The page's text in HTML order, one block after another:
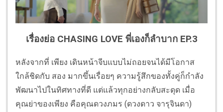
เรื่องย่อ CHASING LOVE พี่เองก็ลำบาก EP.3
หลังจากที่ เพียง เดินหน้าจีบแบบไม่ถอยจนได้มีโอกาส
ใกล้ชิดกับ สอง มากขึ้นเรื่อยๆ ความรู้สึกของทั้งคู่ก็กำลัง
พัฒนาไปในทิศทางที่ดี แต่แล้วทุกอย่างกลับสะดุด เมื่อ
คุณย่าของเพียง คือคุณดวงภมร (ดวงดาว จารุจินดา)